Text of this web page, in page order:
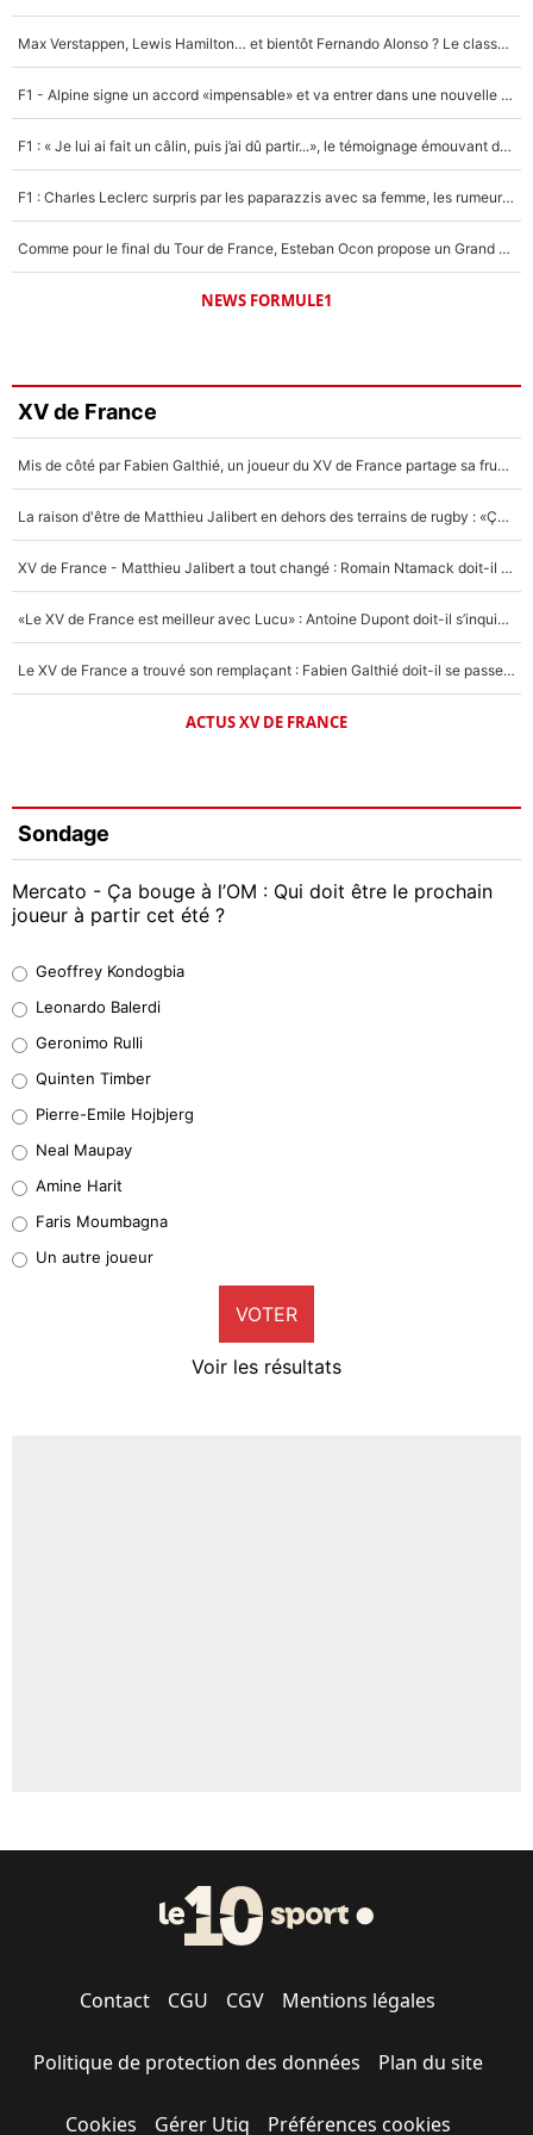
Max Verstappen, Lewis Hamilton… et bientôt Fernando Alonso ? Le classement des pilotes les mieux payés en Formule 1 risque de changer !
F1 - Alpine signe un accord «impensable» et va entrer dans une nouvelle dimension : Grande nouvelle pour Pierre Gasly !
F1 : « Je lui ai fait un câlin, puis j’ai dû partir...», le témoignage émouvant de Max Verstappen sur sa fille
F1 : Charles Leclerc surpris par les paparazzis avec sa femme, les rumeurs étaient vraies !
Comme pour le final du Tour de France, Esteban Ocon propose un Grand Prix de Formule 1 à Paris : «Autour de l’Arc de Triomphe, ce serait génial» !
NEWS FORMULE1
XV de France
Mis de côté par Fabien Galthié, un joueur du XV de France partage sa frustration : «ils ne me l’ont pas dit tout de suite»
La raison d'être de Matthieu Jalibert en dehors des terrains de rugby : «Ça m'atteint autant que si tu touches à un membre de ma famille»
XV de France - Matthieu Jalibert a tout changé : Romain Ntamack doit-il s’inquiéter pour sa place à un an de la Coupe du monde ?
«Le XV de France est meilleur avec Lucu» : Antoine Dupont doit-il s’inquiéter pour sa place ?
Le XV de France a trouvé son remplaçant : Fabien Galthié doit-il se passer d'Antoine Dupont ?
ACTUS XV DE FRANCE
Sondage
Mercato - Ça bouge à l’OM : Qui doit être le prochain
joueur à partir cet été ?
38%
32%
5%
1%
9%
Geoffrey Kondogbia
Leonardo Balerdi
Geronimo Rulli
Quinten Timber
Pierre-Emile Hojbjerg
Neal Maupay
Amine Harit
Faris Moumbagna
Un autre joueur
VOTER
Voir les résultats
Contact CGU CGV Mentions légales
Politique de protection des données Plan du site
Cookies Gérer Utiq Préférences cookies